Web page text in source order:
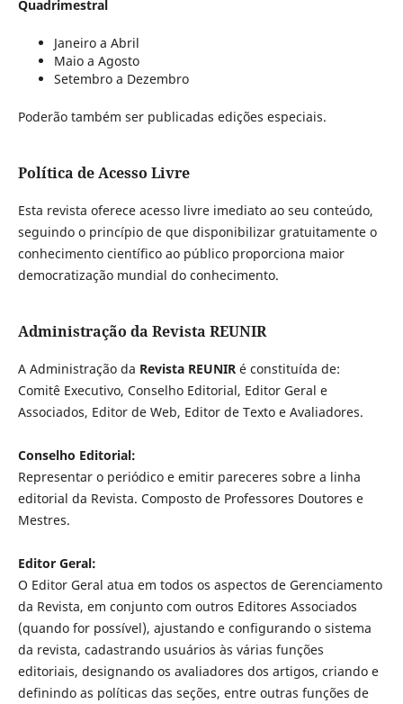
Quadrimestral
Janeiro a Abril
Maio a Agosto
Setembro a Dezembro
Poderão também ser publicadas edições especiais.
Política de Acesso Livre
Esta revista oferece acesso livre imediato ao seu conteúdo,
seguindo o princípio de que disponibilizar gratuitamente o
conhecimento científico ao público proporciona maior
democratização mundial do conhecimento.
Administração da Revista REUNIR
A Administração da Revista REUNIRé constituída de:
Comitê Executivo, Conselho Editorial, Editor Geral e
Associados, Editor de Web, Editor de Texto e Avaliadores.
Conselho Editorial:
Representar o periódico e emitir pareceres sobre a linha
editorial da Revista. Composto de Professores Doutores e
Mestres.
Editor Geral:
O Editor Geral atua em todos os aspectos de Gerenciamento
da Revista, em conjunto com outros Editores Associados
(quando for possível), ajustando e configurando o sistema
da revista, cadastrando usuários às várias funções
editoriais, designando os avaliadores dos artigos, criando e
definindo as políticas das seções, entre outras funções de